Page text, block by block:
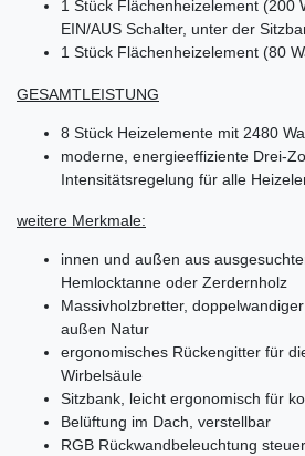
1 Stück Flächenheizelement (200
EIN/AUS Schalter, unter der
1 Stück Flächenheizelement (80
GESAMTLEISTUNG
8 Stück Heizelemente mit 2480
moderne, energieeffiziente Drei-
Intensitätsregelung für alle
weitere Merkmale:
innen und außen aus
Hemlocktanne oder Zerdernholz
Massivholzbretter,
außen Natur
ergonomisches Rückengitter für
Wirbelsäule
Sitzbank, leicht ergonomisch für
Belüftung im Dach, verstellbar
RGB Rückwandbeleuchtung